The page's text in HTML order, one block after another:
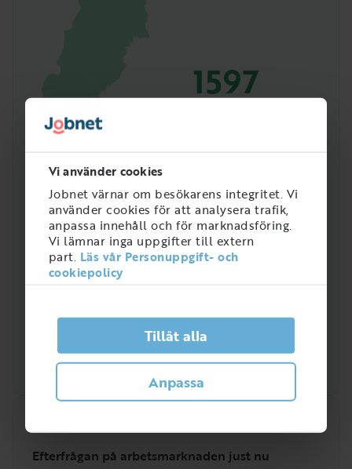
Vi använder cookies
Jobnet värnar om besökarens integritet. Vi
använder cookies för att analysera trafik,
anpassa innehåll och för marknadsföring.
Vi lämnar inga uppgifter till extern
part. Läs vår Personuppgift- och
cookiepolicy
Tillåt alla
Anpassa
1597
Efterfrågan på arbetsmarknaden just nu